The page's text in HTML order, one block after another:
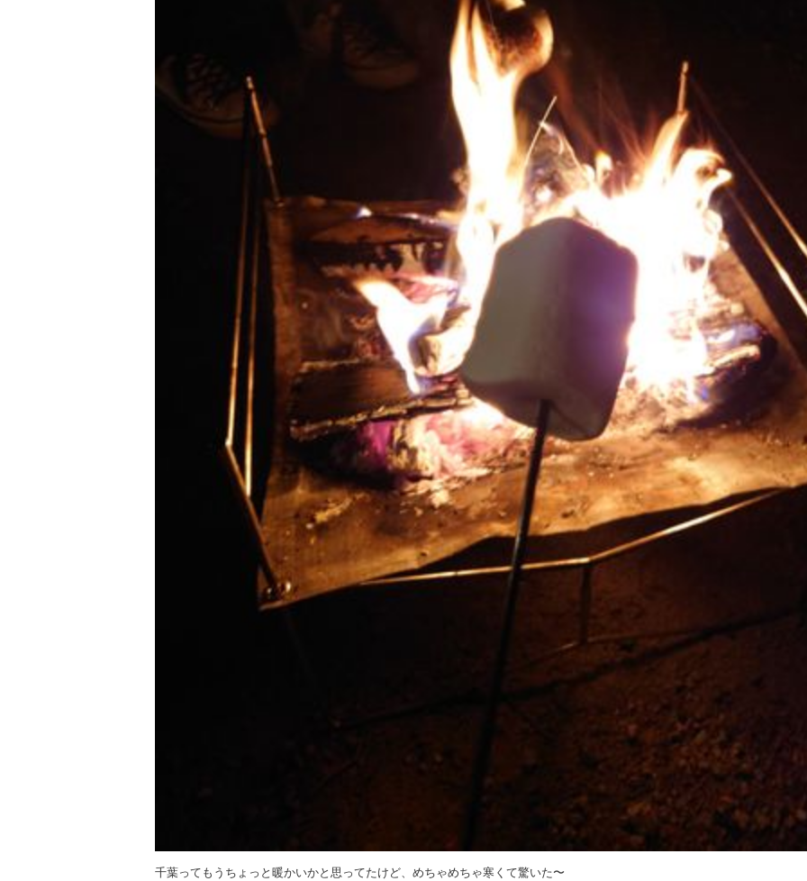
千葉ってもうちょっと暖かいかと思ってたけど、めちゃめちゃ寒くて驚いた〜